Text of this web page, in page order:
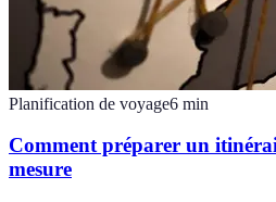
Planification de voyage6 min
Comment préparer un
mesure